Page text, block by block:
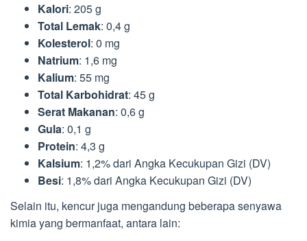
Kalori: 205 g
Total Lemak: 0,4 g
Kolesterol: 0 mg
Natrium: 1,6 mg
Kalium: 55 mg
Total Karbohidrat: 45 g
Serat Makanan: 0,6 g
Gula: 0,1 g
Protein: 4,3 g
Kalsium: 1,2% dari Angka Kecukupan Gizi (DV)
Besi: 1,8% dari Angka Kecukupan Gizi (DV)
Selain itu, kencur juga mengandung beberapa senyawa
kimia yang bermanfaat, antara lain: